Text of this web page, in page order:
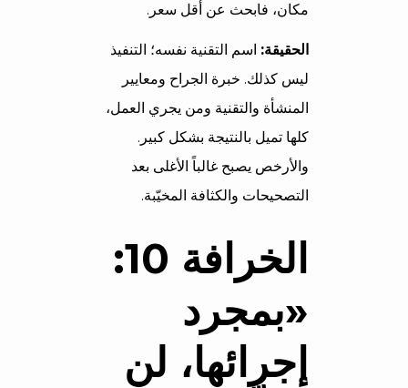
مكان، فابحث عن أقل سعر.
الحقيقة: اسم التقنية نفسه؛ التنفيذ
ليس كذلك. خبرة الجراح ومعايير
المنشأة والتقنية ومن يجري العمل،
كلها تميل بالنتيجة بشكل كبير.
والأرخص يصبح غالباً الأغلى بعد
التصحيحات والكثافة المخيّبة.
الخرافة 10:
«بمجرد
إجرائها، لن